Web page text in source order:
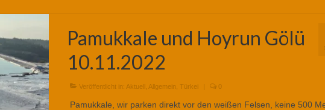
Pamukkale und Hoyrun Gölü
10.11.2022
Veröffentlicht in: Aktuell, Allgemein Türkei | 0
Pamukkale, wir parken direkt vor den weißen Felsen, keine 500